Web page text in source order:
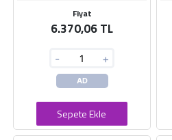
Fiyat
6.370,06 TL
- +
AD
Sepete Ekle